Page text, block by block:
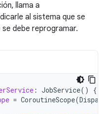
llama a
al sistema que se
debe reprogramar.
: JobService()
{
= CoroutineScope(